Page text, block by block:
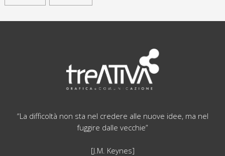
“La difficoltà non sta nel credere alle nuove idee, ma nel
fuggire dalle vecchie”
[J.M. Keynes]